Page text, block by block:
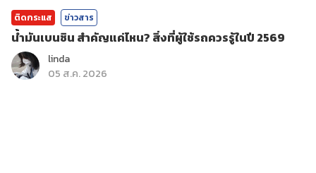
ติดกระแส ข่าวสาร
น้ำมันเบนซิน สำคัญแค่ไหน? สิ่งที่ผู้ใช้รถควรรู้ในปี 2569
linda
05 ส.ค. 2026